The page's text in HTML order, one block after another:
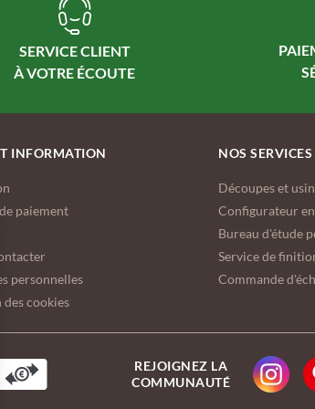
SERVICE CLIENT
INFORMATION
paiement
personnelles
des cookies
NOS SERVICES
Découpes et
Configurateur
Bureau d'étude
Service de
Commande
REJOIGNEZ LA
COMMUNAUTÉ